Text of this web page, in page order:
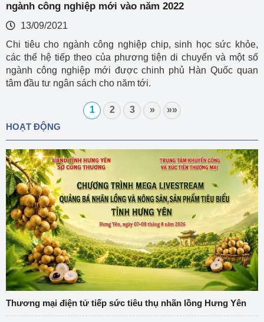
ngành công nghiệp mới vào năm 2022
13/09/2021
Chi tiêu cho ngành công nghiệp chip, sinh học sức khỏe,
các thế hệ tiếp theo của phương tiện di chuyển và một số
ngành công nghiệp mới được chinh phủ Hàn Quốc quan
tâm đầu tư ngân sách cho năm tới.
1 2 3 »
»»
HOẠT ĐỘNG
Thương mại điện tử tiếp sức tiêu thụ nhãn lồng Hưng Yên